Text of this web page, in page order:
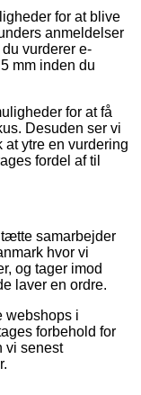
for at blive
anmeldelser
vurderer e-
mm inden du
for at få
Desuden ser vi
ytre en vurdering
fordel af til
samarbejder
hvor vi
og tager imod
laver en ordre.
webshops i
forbehold for
vi senest